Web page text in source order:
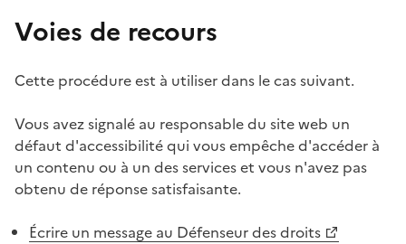
Voies de recours
Cette procédure est à utiliser dans le cas suivant.
Vous avez signalé au responsable du site web un
défaut d'accessibilité qui vous empêche d'accéder à
un contenu ou à un des services et vous n'avez pas
obtenu de réponse satisfaisante.
Écrire un message au Défenseur des droits